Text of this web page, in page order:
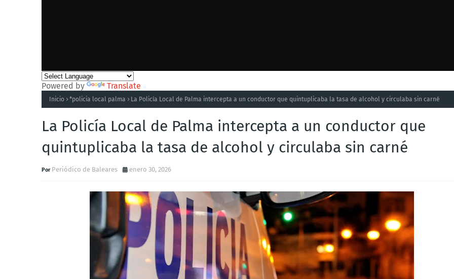
Powered by Translate
Inicio *policia local palma La Policía Local de Palma intercepta a un conductor que quintuplicaba la tasa de alcohol y circulaba sin carné
La Policía Local de Palma intercepta a un conductor que
quintuplicaba la tasa de alcohol y circulaba sin carné
Periódico de Baleares enero 30, 2026